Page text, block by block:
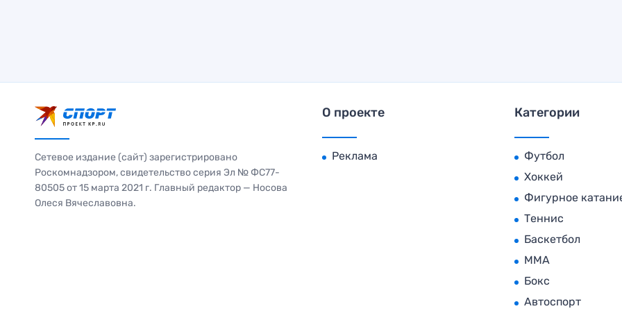
Сетевое издание (сайт) зарегистрировано
Роскомнадзором, свидетельство серия Эл № ФС77-
80505 от 15 марта 2021 г. Главный редактор — Носова
Олеся Вячеславовна.
О проекте
Реклама
Категории
Футбол
Хоккей
Фигурное
Теннис
Баскетбол
MMA
Бокс
Автоспорт